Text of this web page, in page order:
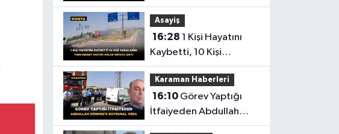
Küle Döndü
Asayiş
16:28
Kaybetti, 10 Kişi
Yaralandı! Tırın Dehşet
Saçtığı Anlar Ortaya
Çıktı
Karaman Haberleri
16:10Görev Yaptığı
İtfaiyeden Abdullah
Dönmez'e Duygusal